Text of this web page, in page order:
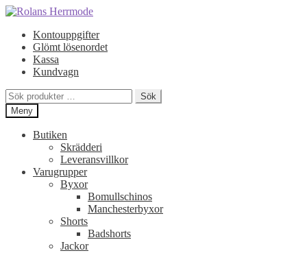
Hoppa
navigering
Hoppa
innehållKontouppgifter
Glömt lösenordet
Kassa
Kundvagn
Sök
efter:
Sök
Meny
Butiken
Skrädderi
Leveransvillkor
Varugrupper
Byxor
Bomullschinos
Manchesterbyxor
Shorts
Badshorts
Jackor